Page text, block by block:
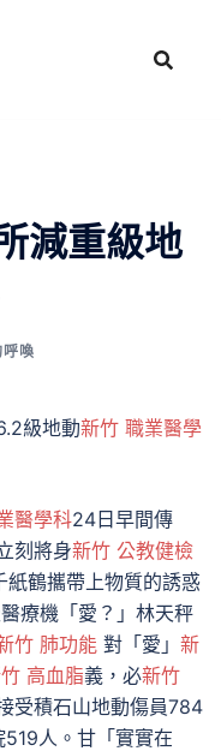
減重級地
喚
級地動新竹 職業醫學
醫學科24日早間傳
刻將身新竹 公教健檢
紙鶴攜帶上物質的誘惑
療機「愛？」林天秤
竹 肺功能 對「愛」 新
高血脂義，必新竹
受積石山地動傷員784
人。甘「實實在